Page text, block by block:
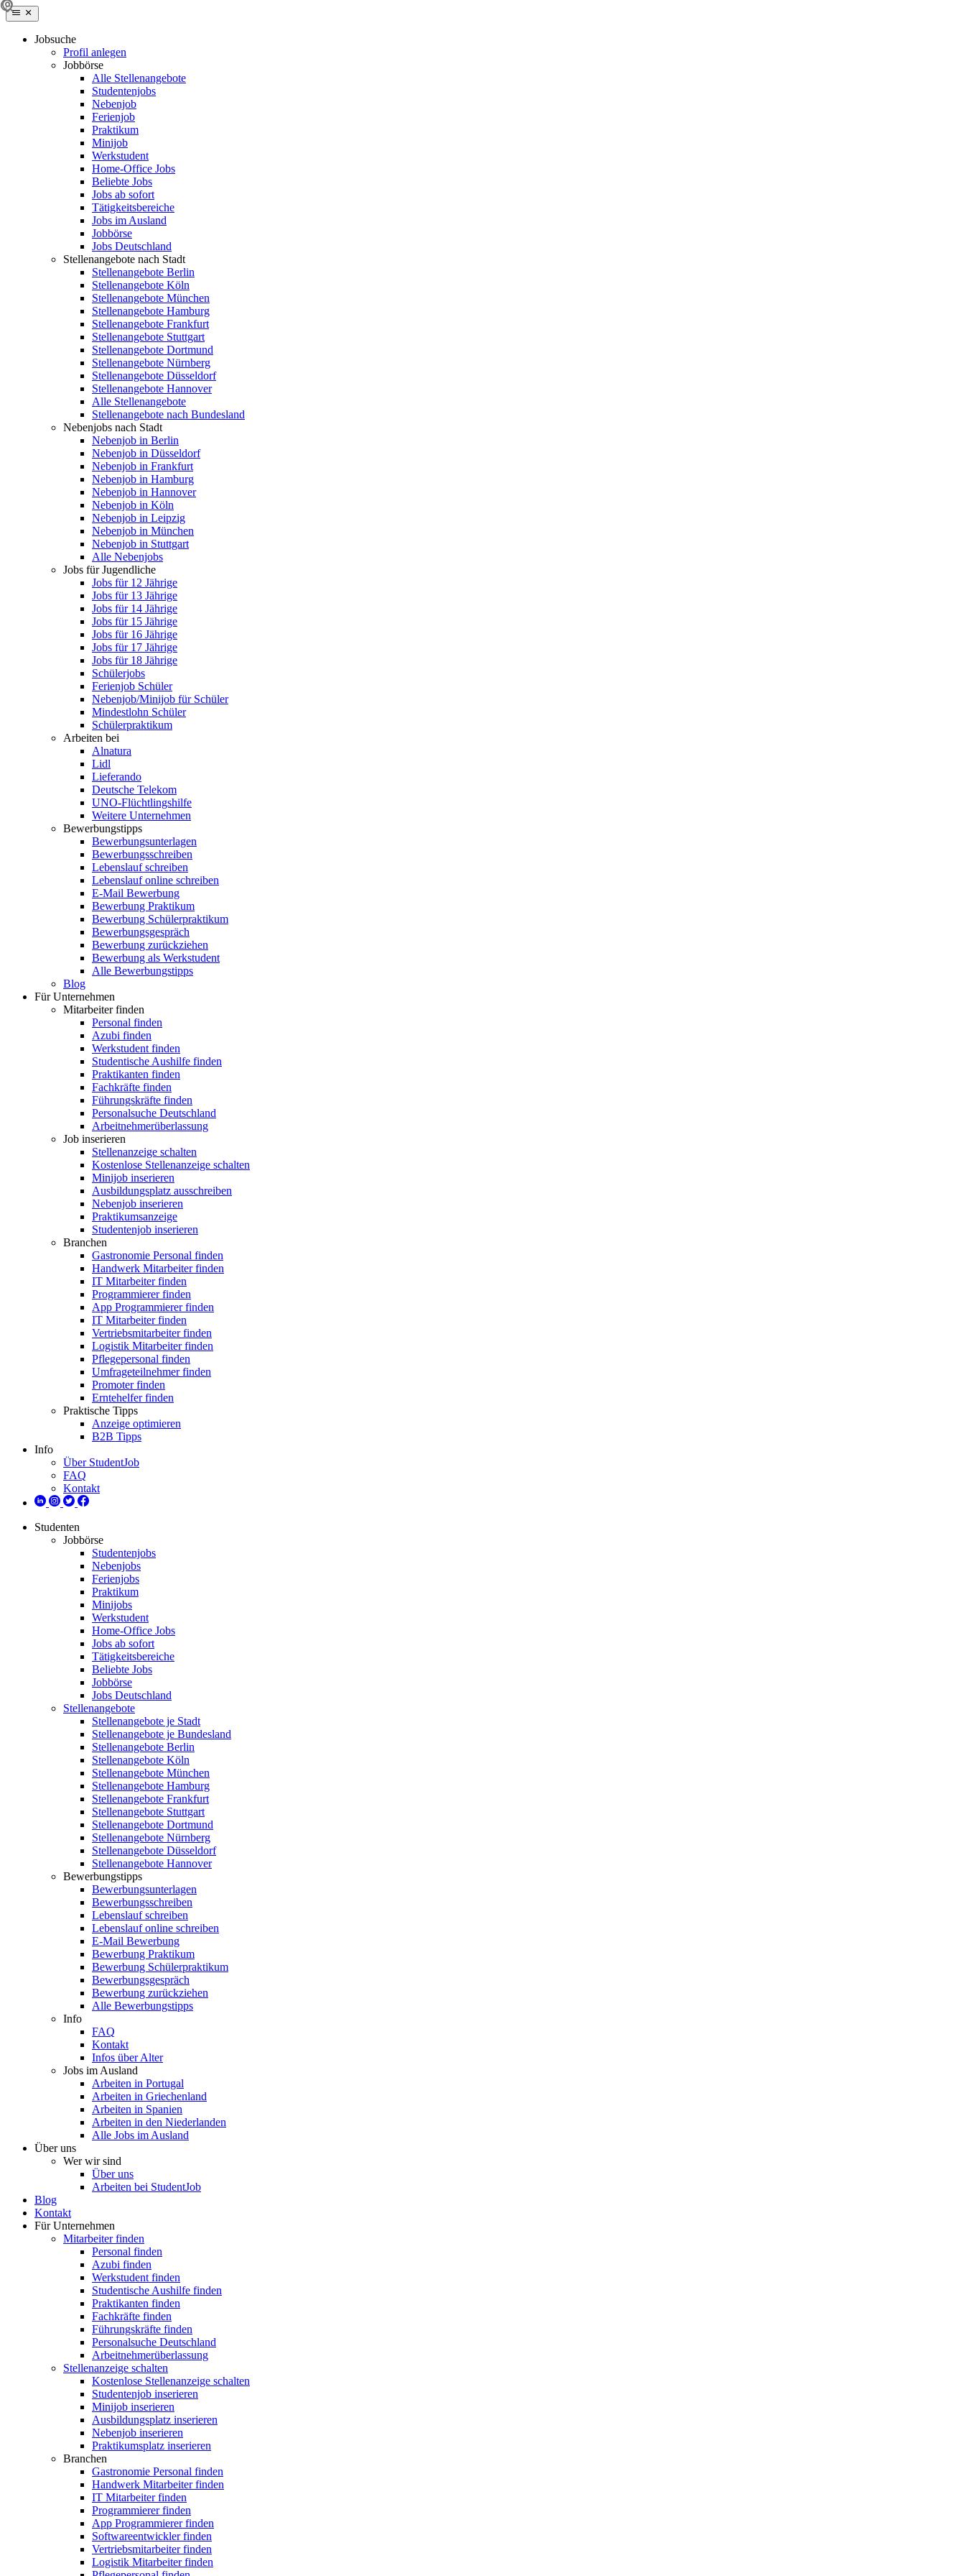
Jobsuche
Profil anlegen
Jobbörse
Alle Stellenangebote
Studentenjobs
Nebenjob
Ferienjob
Praktikum
Minijob
Werkstudent
Home-Office Jobs
Beliebte Jobs
Jobs ab sofort
Tätigkeitsbereiche
Jobs im Ausland
Jobbörse
Jobs Deutschland
Stellenangebote nach Stadt
Stellenangebote Berlin
Stellenangebote Köln
Stellenangebote München
Stellenangebote Hamburg
Stellenangebote Frankfurt
Stellenangebote Stuttgart
Stellenangebote Dortmund
Stellenangebote Nürnberg
Stellenangebote Düsseldorf
Stellenangebote Hannover
Alle Stellenangebote
Stellenangebote nach Bundesland
Nebenjobs nach Stadt
Nebenjob in Berlin
Nebenjob in Düsseldorf
Nebenjob in Frankfurt
Nebenjob in Hamburg
Nebenjob in Hannover
Nebenjob in Köln
Nebenjob in Leipzig
Nebenjob in München
Nebenjob in Stuttgart
Alle Nebenjobs
Jobs für Jugendliche
Jobs für 12 Jährige
Jobs für 13 Jährige
Jobs für 14 Jährige
Jobs für 15 Jährige
Jobs für 16 Jährige
Jobs für 17 Jährige
Jobs für 18 Jährige
Schülerjobs
Ferienjob Schüler
Nebenjob/Minijob für Schüler
Mindestlohn Schüler
Schülerpraktikum
Arbeiten bei
Alnatura
Lidl
Lieferando
Deutsche Telekom
UNO-Flüchtlingshilfe
Weitere Unternehmen
Bewerbungstipps
Bewerbungsunterlagen
Bewerbungsschreiben
Lebenslauf schreiben
Lebenslauf online schreiben
E-Mail Bewerbung
Bewerbung Praktikum
Bewerbung Schülerpraktikum
Bewerbungsgespräch
Bewerbung zurückziehen
Bewerbung als Werkstudent
Alle Bewerbungstipps
Blog
Für Unternehmen
Mitarbeiter finden
Personal finden
Azubi finden
Werkstudent finden
Studentische Aushilfe finden
Praktikanten finden
Fachkräfte finden
Führungskräfte finden
Personalsuche Deutschland
Arbeitnehmerüberlassung
Job inserieren
Stellenanzeige schalten
Kostenlose Stellenanzeige schalten
Minijob inserieren
Ausbildungsplatz ausschreiben
Nebenjob inserieren
Praktikumsanzeige
Studentenjob inserieren
Branchen
Gastronomie Personal finden
Handwerk Mitarbeiter finden
IT Mitarbeiter finden
Programmierer finden
App Programmierer finden
IT Mitarbeiter finden
Vertriebsmitarbeiter finden
Logistik Mitarbeiter finden
Pflegepersonal finden
Umfrageteilnehmer finden
Promoter finden
Erntehelfer finden
Praktische Tipps
Anzeige optimieren
B2B Tipps
Info
Über StudentJob
FAQ
Kontakt
Studenten
Jobbörse
Studentenjobs
Nebenjobs
Ferienjobs
Praktikum
Minijobs
Werkstudent
Home-Office Jobs
Jobs ab sofort
Tätigkeitsbereiche
Beliebte Jobs
Jobbörse
Jobs Deutschland
Stellenangebote
Stellenangebote je Stadt
Stellenangebote je Bundesland
Stellenangebote Berlin
Stellenangebote Köln
Stellenangebote München
Stellenangebote Hamburg
Stellenangebote Frankfurt
Stellenangebote Stuttgart
Stellenangebote Dortmund
Stellenangebote Nürnberg
Stellenangebote Düsseldorf
Stellenangebote Hannover
Bewerbungstipps
Bewerbungsunterlagen
Bewerbungsschreiben
Lebenslauf schreiben
Lebenslauf online schreiben
E-Mail Bewerbung
Bewerbung Praktikum
Bewerbung Schülerpraktikum
Bewerbungsgespräch
Bewerbung zurückziehen
Alle Bewerbungstipps
Info
FAQ
Kontakt
Infos über Alter
Jobs im Ausland
Arbeiten in Portugal
Arbeiten in Griechenland
Arbeiten in Spanien
Arbeiten in den Niederlanden
Alle Jobs im Ausland
Über uns
Wer wir sind
Über uns
Arbeiten bei StudentJob
Blog
Kontakt
Für Unternehmen
Mitarbeiter finden
Personal finden
Azubi finden
Werkstudent finden
Studentische Aushilfe finden
Praktikanten finden
Fachkräfte finden
Führungskräfte finden
Personalsuche Deutschland
Arbeitnehmerüberlassung
Stellenanzeige schalten
Kostenlose Stellenanzeige schalten
Studentenjob inserieren
Minijob inserieren
Ausbildungsplatz inserieren
Nebenjob inserieren
Praktikumsplatz inserieren
Branchen
Gastronomie Personal finden
Handwerk Mitarbeiter finden
IT Mitarbeiter finden
Programmierer finden
App Programmierer finden
Softwareentwickler finden
Vertriebsmitarbeiter finden
Logistik Mitarbeiter finden